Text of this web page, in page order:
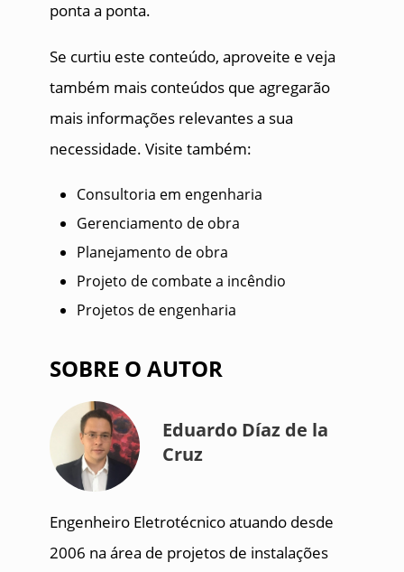
ponta a ponta.
Se curtiu este conteúdo, aproveite e veja
também mais conteúdos que agregarão
mais informações relevantes a sua
necessidade. Visite também:
Consultoria em engenharia
Gerenciamento de obra
Planejamento de obra
Projeto de combate a incêndio
Projetos de engenharia
SOBRE O AUTOR
Eduardo Díaz de la
Cruz
Engenheiro Eletrotécnico atuando desde
2006 na área de projetos de instalações